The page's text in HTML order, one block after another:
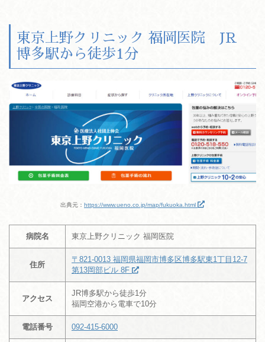
東京上野クリニック 福岡医院 JR
博多駅から徒歩1分
出典元： https://www.ueno.co.jp/map/fukuoka.html
病院名 東京上野クリニック 福岡医院
住所
〒821-0013 福岡県福岡市博多区博多駅東1丁目12-7
第13岡部ビル 8F
アクセス
JR博多駅から徒歩1分
福岡空港から電車で10分
電話番号 092-415-6000